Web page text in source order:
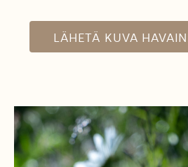
LÄHETÄ KUVA